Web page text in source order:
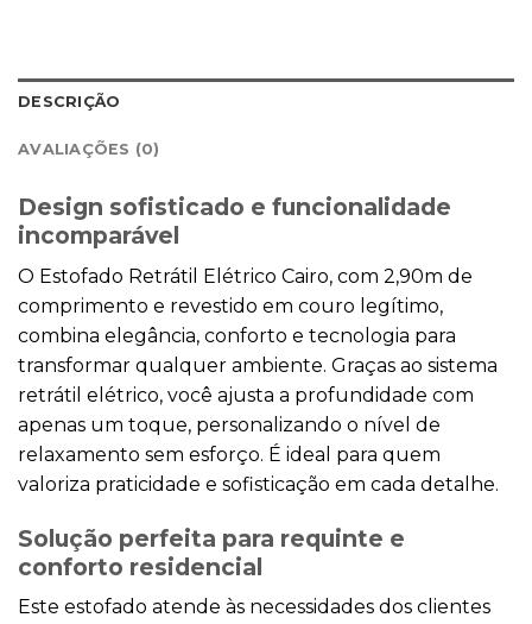
DESCRIÇÃO
AVALIAÇÕES (0)
Design sofisticado e funcionalidade
incomparável
O Estofado Retrátil Elétrico Cairo, com 2,90m de
comprimento e revestido em couro legítimo,
combina elegância, conforto e tecnologia para
transformar qualquer ambiente. Graças ao sistema
retrátil elétrico, você ajusta a profundidade com
apenas um toque, personalizando o nível de
relaxamento sem esforço. É ideal para quem
valoriza praticidade e sofisticação em cada detalhe.
Solução perfeita para requinte e
conforto residencial
Este estofado atende às necessidades dos clientes